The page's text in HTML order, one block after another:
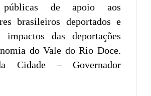
públicas de apoio aos
brasileiros deportados e
das deportações
do Vale do Rio Doce.
Cidade – Governador